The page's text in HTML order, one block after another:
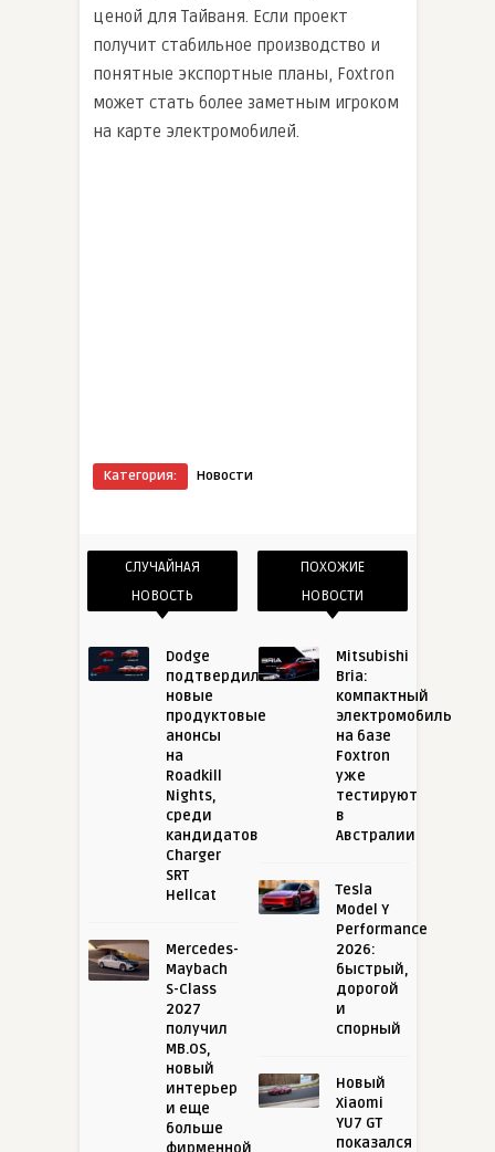
ценой для Тайваня. Если проект
получит стабильное производство и
понятные экспортные планы, Foxtron
может стать более заметным игроком
на карте электромобилей.
Категория: Новости
СЛУЧАЙНАЯ
НОВОСТЬ
Dodge
подтвердил
новые
продуктовые
анонсы
на
Roadkill
Nights,
среди
кандидатов
Charger
SRT
Hellcat
Mercedes-
Maybach
S-Class
2027
получил
MB.OS,
новый
интерьер
и еще
больше
ПОХОЖИЕ
НОВОСТИ
Mitsubishi
Bria:
компактный
электромобиль
на базе
Foxtron
уже
тестируют
в
Австралии
Tesla
Model Y
Performance
2026:
быстрый,
дорогой
и
спорный
Новый
Xiaomi
YU7 GT
показался